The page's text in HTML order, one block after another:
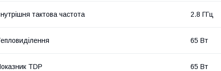
тактова частота 2.8 ГГц
65 Вт
TDP 65 Вт